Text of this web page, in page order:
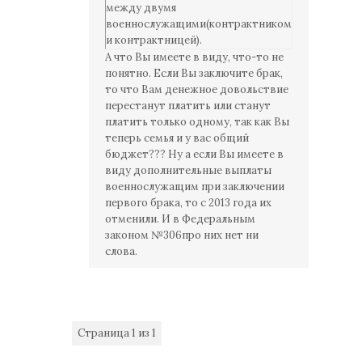
между двумя
военнослужащими(контрактником
и контрактницей).
А что Вы имеете в виду, что-то не
понятно. Если Вы заключите брак,
то что Вам денежное довольствие
перестанут платить или станут
платить только одному, так как Вы
теперь семья и у вас общий
бюджет??? Ну а если Вы имеете в
виду дополнительные выплаты
военнослужащим при заключении
первого брака, то с 2013 года их
отменили. И в Федеральным
законом №306про них нет ни
слова.
Страница1 из 1